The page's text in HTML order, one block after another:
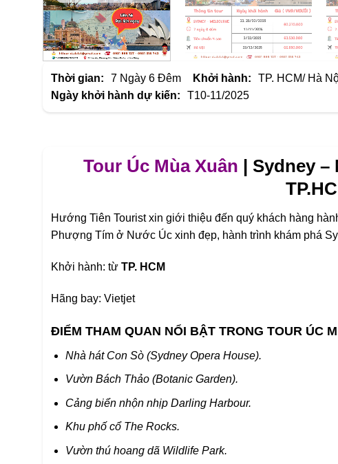
Thời gian: 7 Ngày 6 Đêm Khởi hành: TP. HCM/ Hà
Ngày khởi hành dự kiến:
T10-11/2025
Tour Úc Mùa Xuân | Sydney –
Hướng Tiên Tourist xin giới thiệu đến quý khách hàng
Phượng Tím ở Nước Úc xinh đẹp, hành trình khám phá
Khởi hành: từ TP. HCM
Hãng bay: Vietjet
ĐIỂM THAM QUAN NỔI BẬT TRONG TOUR ÚC
Nhà hát Con Sò (Sydney Opera House).
VườnBách Thảo (Botanic Garden).
Cảng biển nhộn nhịpDarlingHarbour.
Khu phố cổ The Rocks.
Vườn thú hoang dãWildlifePark.